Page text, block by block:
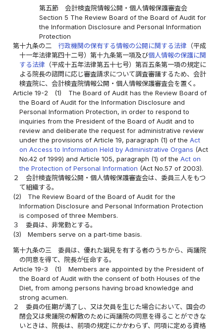
第五節 会計検査院情報公開・個人情報保護審査会
Section 5 The Review Board of the Board of Audit for
the Information Disclosure and Personal Information
Protection
第十九条の二
行政機関の保有する情報の公開に関する法律 （平成
十一年法律第四十二号）第十九条第一項及び個人情報の保護に関
する法律 （平成十五年法律第五十七号）第百五条第一項の規定に
よる院長の諮問に応じ審査請求について調査審議するため、会計
検査院に、会計検査院情報公開・個人情報保護審査会を置く。
Article 19-2
(1)
The Board of Audit has the Review Board of
the Board of Audit for the Information Disclosure and
Personal Information Protection, in order to respond to
inquiries from the President of the Board of Audit and to
review and deliberate the request for administrative review
under the provisions of Article 19, paragraph (1) of theAct
on Access to Information Held by Administrative Organs (Act
No.42 of 1999) and Article 105, paragraph (1) of theAct on
the Protection of Personal Information (Act No.57 of 2003).
２
会計検査院情報公開・個人情報保護審査会は、委員三人をもつ
て組織する。
(2)
The Review Board of the Board of Audit for the
Information Disclosure and Personal Information Protection
is composed of three Members.
３
委員は、非常勤とする。
(3)
Members serve on a part-time basis.
第十九条の三
委員は、優れた識見を有する者のうちから、両議院
の同意を得て、院長が任命する。
Article 19-3
(1)
Members are appointed by the President of
the Board of Audit with the consent of both Houses of the
Diet, from among persons having broad knowledge and
strong acumen.
２
委員の任期が満了し、又は欠員を生じた場合において、国会の
閉会又は衆議院の解散のために両議院の同意を得ることができな
いときは、院長は、前項の規定にかかわらず、同項に定める資格